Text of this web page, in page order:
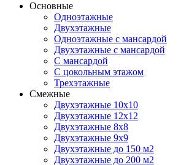
Основные
Одноэтажные
Двухэтажные
Одноэтажные с мансардой
Двухэтажные с мансардой
С мансардой
С цокольным этажом
Трехэтажные
Смежные
Двухэтажные 10х10
Двухэтажные 12х12
Двухэтажные 8х8
Двухэтажные 9х9
Двухэтажные до 150 м2
Двухэтажные до 200 м2